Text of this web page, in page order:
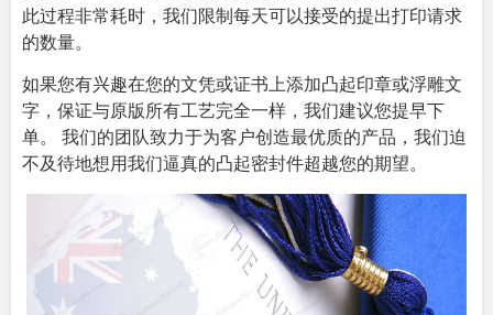
此过程非常耗时，我们限制每天可以接受的提出打印请求
的数量。
如果您有兴趣在您的文凭或证书上添加凸起印章或浮雕文
字，保证与原版所有工艺完全一样，我们建议您提早下
单。 我们的团队致力于为客户创造最优质的产品，我们迫
不及待地想用我们逼真的凸起密封件超越您的期望。